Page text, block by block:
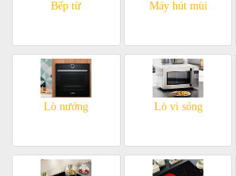
Bếp từ Máy hút mùi
Lò nướng Lò vi sóng